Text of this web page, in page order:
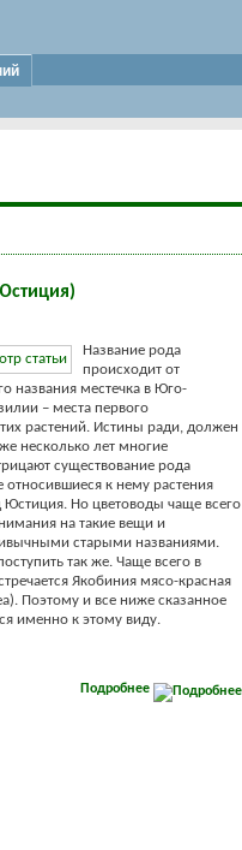
Название рода
происходит от
названия местечка в Юго-
– места первого
растений. Истины ради, должен
несколько лет многие
существование рода
относившиеся к нему растения
Юстиция. Но цветоводы чаще всего
на такие вещи и
старыми названиями.
так же. Чаще всего в
Якобиния мясо-красная
Поэтому и все ниже сказанное
именно к этому виду.
Подробнее